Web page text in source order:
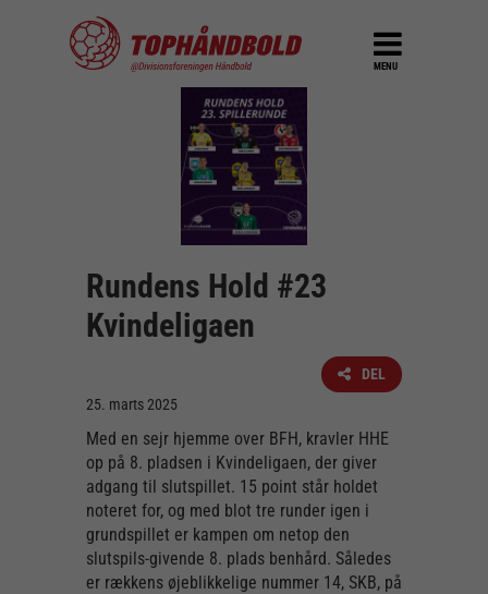
MENU
Rundens Hold #23
Kvindeligaen
DEL
25. marts 2025
Med en sejr hjemme over BFH, kravler HHE
op på 8. pladsen i Kvindeligaen, der giver
adgang til slutspillet. 15 point står holdet
noteret for, og med blot tre runder igen i
grundspillet er kampen om netop den
slutspils-givende 8. plads benhård. Således
er rækkens øjeblikkelige nummer 14, SKB, på